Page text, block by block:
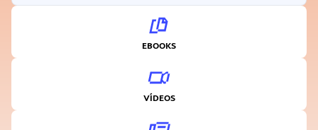
EBOOKS
VÍDEOS